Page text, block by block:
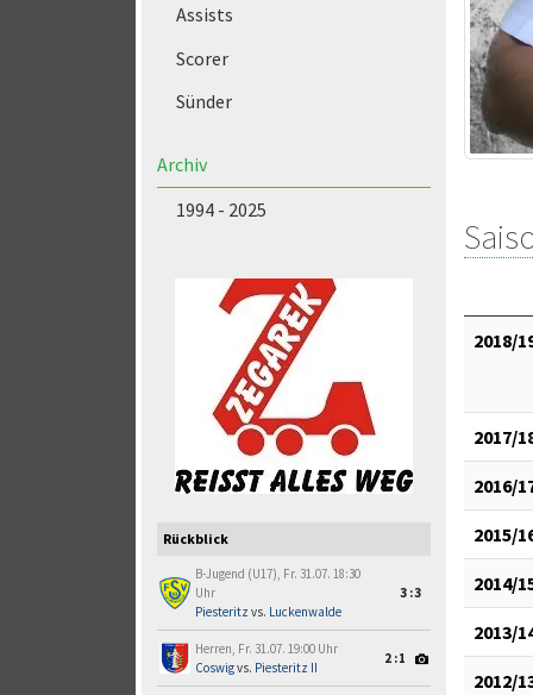
Assists
Scorer
Sünder
Archiv
1994 - 2025
Rückblick
B-Jugend (U17), Fr. 31.07. 18:30
Uhr
Piesteritz vs. Luckenwalde
3:3
Herren, Fr. 31.07. 19:00 Uhr
Coswigvs. Piesteritz II
2:1
2018/
2017/
2016/
2015/
2014/
2013/
2012/